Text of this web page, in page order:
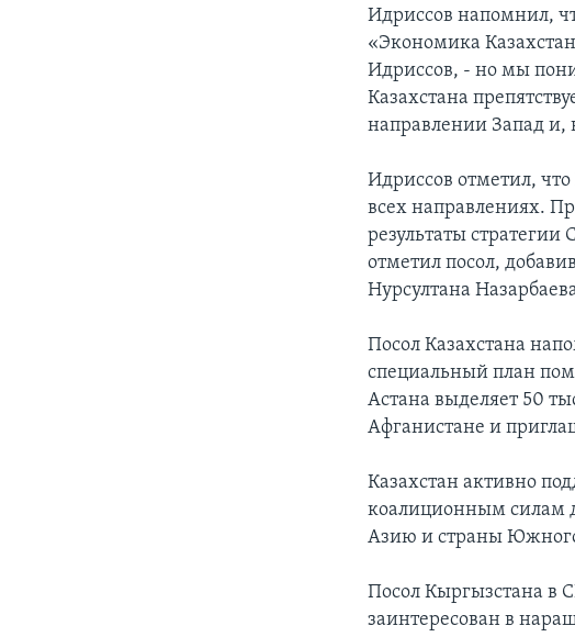
Идриссов напомнил,
«Экономика
Идриссов, - но мы
Казахстана
направлении Запад и,
Идриссов отметил,
всех направлениях.
результаты
отметил посол,
Нурсултана
Посол Казахстана
специальный план
Астана выделяет 50
Афганистане и
Казахстан активно
коалиционным силам
Азию и страны
Посол Кыргызстана в
заинтересован в